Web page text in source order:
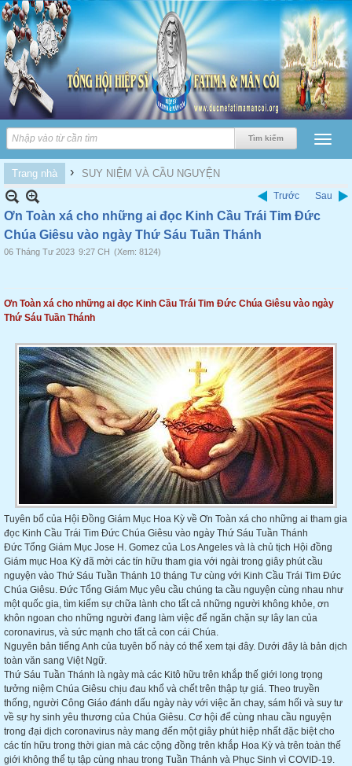
Trang nhà › SUY NIỆM VÀ CẦU NGUYỆN
Trước Sau
Ơn Toàn xá cho những ai đọc Kinh Cầu Trái Tim Đức
Chúa Giêsu vào ngày Thứ Sáu Tuần Thánh
06 Tháng Tư 2023 9:27 CH (Xem: 8124)
Ơn Toàn xá cho những ai đọc Kinh Cầu Trái Tim Đức Chúa Giêsu vào ngày
Thứ Sáu Tuần Thánh
Tuyên bố của Hội Đồng Giám Mục Hoa Kỳ về Ơn Toàn xá cho những ai tham gia
đọc Kinh Cầu Trái Tim Đức Chúa Giêsu vào ngày Thứ Sáu Tuần Thánh
Đức Tổng Giám Mục Jose H. Gomez của Los Angeles và là chủ tịch Hội đồng
Giám mục Hoa Kỳ đã mời các tín hữu tham gia với ngài trong giây phút cầu
nguyện vào Thứ Sáu Tuần Thánh 10 tháng Tư cùng với Kinh Cầu Trái Tim Đức
Chúa Giêsu. Đức Tổng Giám Mục yêu cầu chúng ta cầu nguyện cùng nhau như
một quốc gia, tìm kiếm sự chữa lành cho tất cả những người không khỏe, ơn
khôn ngoan cho những người đang làm việc để ngăn chặn sự lây lan của
coronavirus, và sức mạnh cho tất cả con cái Chúa.
Nguyên bản tiếng Anh của tuyên bố này có thể xem tại đây. Dưới đây là bản dịch
toàn văn sang Việt Ngữ.
Thứ Sáu Tuần Thánh là ngày mà các Kitô hữu trên khắp thế giới long trọng
tưởng niệm Chúa Giêsu chịu đau khổ và chết trên thập tự giá. Theo truyền
thống, người Công Giáo đánh dấu ngày này với việc ăn chay, sám hối và suy tư
về sự hy sinh yêu thương của Chúa Giêsu. Cơ hội để cùng nhau cầu nguyện
trong đại dịch coronavirus này mang đến một giây phút hiệp nhất đặc biệt cho
các tín hữu trong thời gian mà các cộng đồng trên khắp Hoa Kỳ và trên toàn thế
giới không thể tụ tập cùng nhau trong Tuần Thánh và Phục Sinh vì COVID-19.